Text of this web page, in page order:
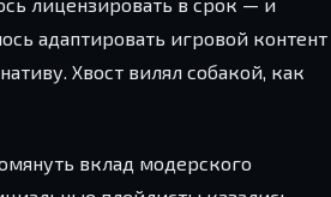
адаптировать игровой контент
Хвост вилял собакой, как
вклад модерского